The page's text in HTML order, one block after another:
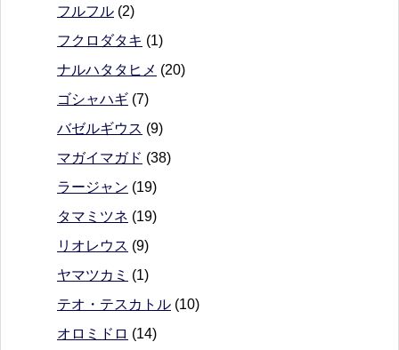
フルフル (2)
フクロダタキ (1)
ナルハタタヒメ (20)
ゴシャハギ (7)
バゼルギウス (9)
マガイマガド (38)
ラージャン (19)
タマミツネ (19)
リオレウス (9)
ヤマツカミ (1)
テオ・テスカトル (10)
オロミドロ (14)